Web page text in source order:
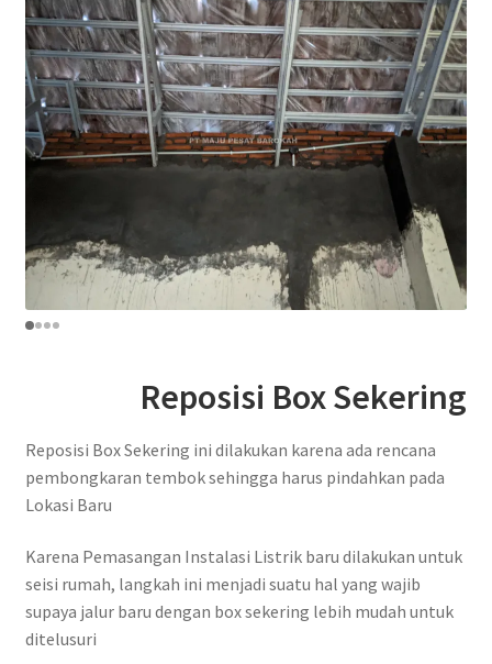
Reposisi Box Sekering
Reposisi Box Sekering ini dilakukan karena ada rencana
pembongkaran tembok sehingga harus pindahkan pada
Lokasi Baru
Karena Pemasangan Instalasi Listrik baru dilakukan untuk
seisi rumah, langkah ini menjadi suatu hal yang wajib
supaya jalur baru dengan box sekering lebih mudah untuk
ditelusuri